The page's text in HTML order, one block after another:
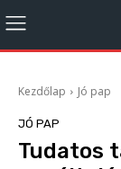
Kezdőlap Jó pap
JÓ PAP
Tudatos